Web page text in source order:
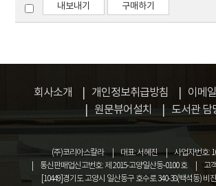
된다. 수자원 시설물 설계에서 받아들여
상에서 수문기상학적 특성이 불변하다
내보내기 구매하기
회사소개 개인정보취급방침
이메
원문뷰어설치
도서관 담
(주)코리아스칼라 대표: 서혜진
사업자번호:
통신판매업신고번호: 제 2015-고양일산동-0100 호
고
[10449]경기도 고양시 일산동구 호수로 340-38(백석동) 비